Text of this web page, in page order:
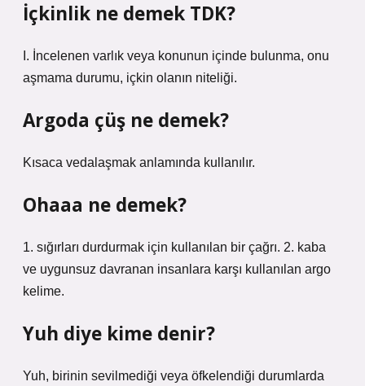
İçkinlik ne demek TDK?
I. İncelenen varlık veya konunun içinde bulunma, onu
aşmama durumu, içkin olanın niteliği.
Argoda çüş ne demek?
Kısaca vedalaşmak anlamında kullanılır.
Ohaaa ne demek?
1. sığırları durdurmak için kullanılan bir çağrı. 2. kaba
ve uygunsuz davranan insanlara karşı kullanılan argo
kelime.
Yuh diye kime denir?
Yuh, birinin sevilmediği veya öfkelendiği durumlarda